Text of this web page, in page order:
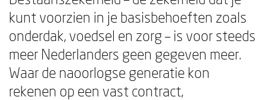
kunt voorzien in je basisbehoeften zoals
onderdak, voedsel en zorg – is voor steeds
meer Nederlanders geen gegeven meer.
Waar de naoorlogse generatie kon
rekenen op een vast contract,